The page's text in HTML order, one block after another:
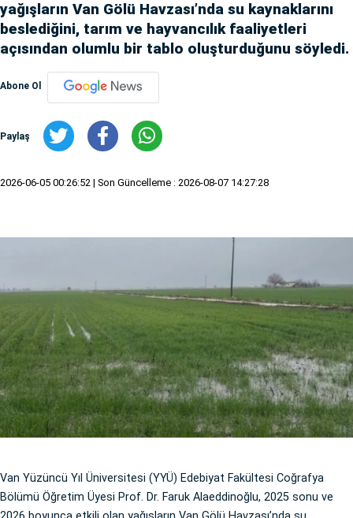
yağışların Van Gölü Havzası’nda su kaynaklarını
beslediğini, tarım ve hayvancılık faaliyetleri
açısından olumlu bir tablo oluşturduğunu söyledi.
Abone Ol
Paylaş
2026-06-05 00:26:52 | Son Güncelleme : 2026-08-07 14:27:28
Van Yüzüncü Yıl Üniversitesi (YYÜ) Edebiyat Fakültesi Coğrafya
Bölümü Öğretim Üyesi Prof. Dr. Faruk Alaeddinoğlu, 2025 sonu ve